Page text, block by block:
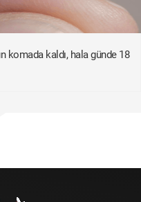
komada kaldı, hala günde 18